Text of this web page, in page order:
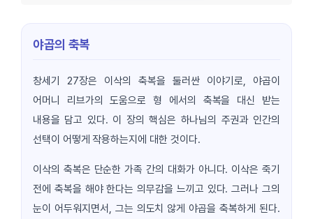
야곱의 축복
창세기 27장은 이삭의 축복을 둘러싼 이야기로, 야곱이
어머니 리브가의 도움으로 형 에서의 축복을 대신 받는
내용을 담고 있다. 이 장의 핵심은 하나님의 주권과 인간의
선택이 어떻게 작용하는지에 대한 것이다.
이삭의 축복은 단순한 가족 간의 대화가 아니다. 이삭은 죽기
전에 축복을 해야 한다는 의무감을 느끼고 있다. 그러나 그의
눈이 어두워지면서, 그는 의도치 않게 야곱을 축복하게 된다.